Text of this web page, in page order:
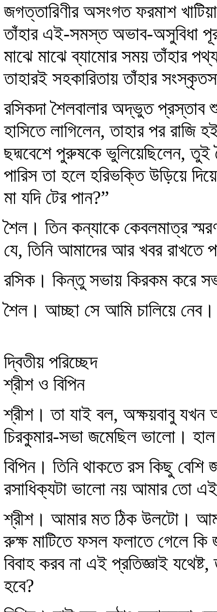
জগত্তারিণীর অসংগত ফরমাশ
তাঁহার এই-সমস্ত অভাব-অসুবিধা
মাঝে মাঝে ব্যামোর সময় তাঁহার
তাহারই সহকারিতায় তাঁহার
রসিকদা শৈলবালার অদ্ভুত প্রস্তাব
হাসিতে লাগিলেন, তাহার পর রাজি
ছদ্মবেশে পুরুষকে ভুলিয়েছিলেন,
পারিস তা হলে হরিভক্তি উড়িয়ে
মা যদি টের পান?”
শৈল। তিন কন্যাকে কেবলমাত্র
যে, তিনি আমাদের আর খবর রাখতে
রসিক। কিন্তু সভায় কিরকম করে
শৈল। আচ্ছা সে আমি চালিয়ে নেব।
দ্বিতীয় পরিচ্ছেদ
শ্রীশ ও বিপিন
শ্রীশ। তা যাই বল, অক্ষয়বাবু যখন
চিরকুমার-সভা জমেছিল ভালো।
বিপিন। তিনি থাকতে রস কিছু বেশি
রসাধিক্যটা ভালো নয় আমার তো
শ্রীশ। আমার মত ঠিক উলটো।
রুক্ষ মাটিতে ফসল ফলাতে গেলে কি
বিবাহ করব না এই প্রতিজ্ঞাই
হবে?